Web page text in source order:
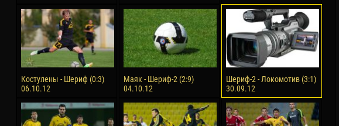
Костулены - Шериф (0:3)
06.10.12
Маяк - Шериф-2 (2:9)
04.10.12
Шериф-2 - Локомотив (3:1)
30.09.12